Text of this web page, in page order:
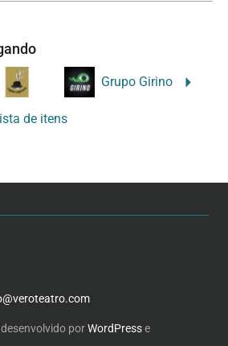
Grupo Girino
de itens
porWordPresse